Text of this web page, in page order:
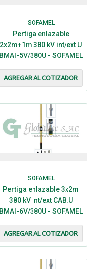
SOFAMEL
Pertiga enlazable
2x2m+1m 380 kV int/ext U
BMAI-5V/380U - SOFAMEL
AGREGAR AL COTIZADOR
SOFAMEL
Pertiga enlazable 3x2m
380 kV int/ext CAB.U
BMAI-6V/380U - SOFAMEL
AGREGAR AL COTIZADOR